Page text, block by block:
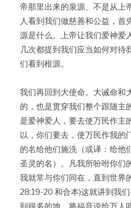
帝那里出来的泉源、不是从上
人看到我们做慈善和公益，首
源是什么。上帝让我们爱神爱
几次都提到我们应当如何对待
们看到根源。
我们再回到大使命。大诫命和
的，也是贯穿我们整个跟随主
是爱神爱人，要去使万民作主
以，你们要去，使万民作我的
的名给他们施洗（或译：给他
圣灵的名）。凡我所吩咐你们
我就常与你们同在，直到世界
28:19-20 和合本)这就讲到我
到很多的地，将福音说给万人